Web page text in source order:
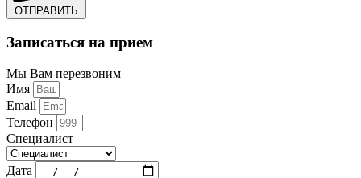
ОТПРАВИТЬ
Записаться на прием
Мы Вам перезвоним
Имя
Email
Телефон
Специалист
Дата